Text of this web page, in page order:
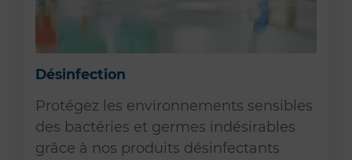
Désinfection
Protégez les environnements sensibles
des bactéries et germes indésirables
grâce à nos produits désinfectants